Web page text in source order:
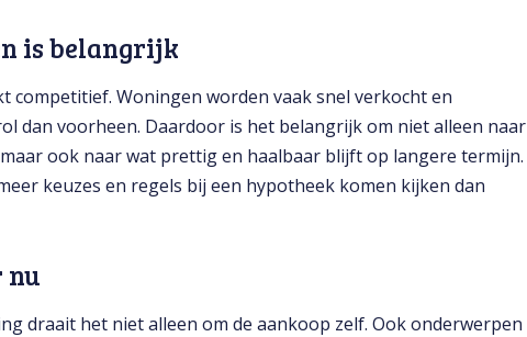
is belangrijk
Woningen worden vaak snel verkocht en
dan voorheen. Daardoor is het belangrijk om niet alleen naar
ook naar wat prettig en haalbaar blijft op langere termijn.
keuzes en regels bij een hypotheek komen kijken dan
nu
draait het niet alleen om de aankoop zelf. Ook onderwerpen